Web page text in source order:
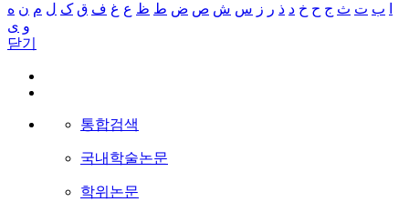
ب ت ث ج ح خ د ذ ر ز س ش ص ض ط ظ ع غ ف ق ک ل م ن ه
و ی
닫기
통합검색
국내학술논문
학위논문